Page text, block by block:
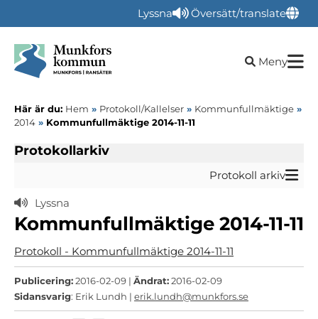
Lyssna Översätt/translate
Öppna
Meny
Här är du: Hem » Protokoll/Kallelser » Kommunfullmäktige »
2014 » Kommunfullmäktige 2014-11-11
Protokollarkiv
Protokoll arkiv
Lyssna
Kommunfullmäktige 2014-11-11
Protokoll - Kommunfullmäktige 2014-11-11
Publicering:2016-02-09 | Ändrat:2016-02-09
Sidansvarig: Erik Lundh | erik.lundh@munkfors.se